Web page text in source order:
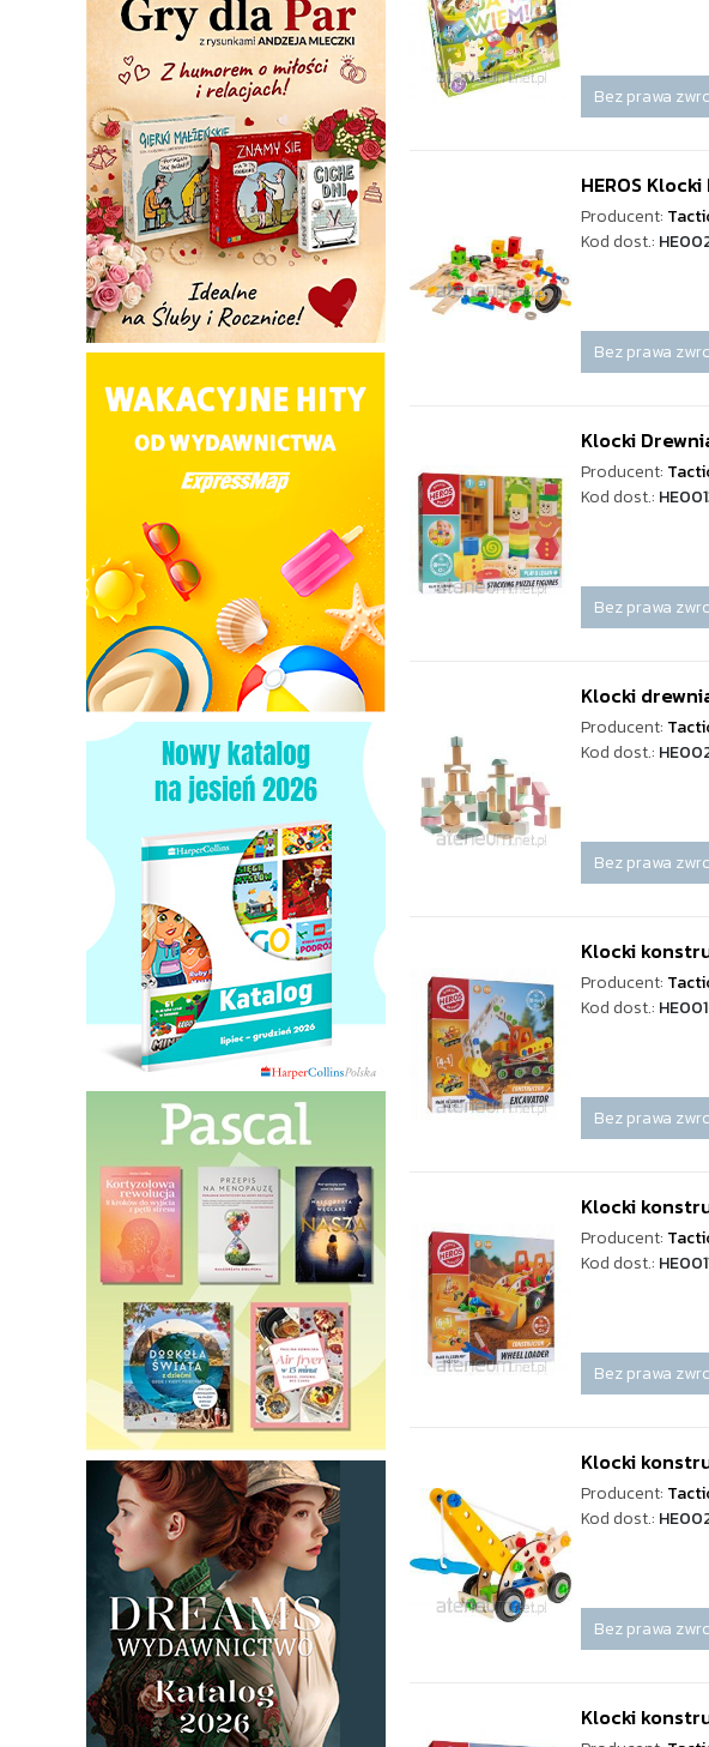
Bez prawa
HEROS
Producent:
Kod dost.:
Bez prawa
Klocki
Producent:
Kod dost.:
Bez prawa
Klocki
Producent:
Kod dost.:
Bez prawa
Klocki
Producent:
Kod dost.:
Bez prawa
Klocki
Producent:
Kod dost.:
Bez prawa
Klocki
Producent:
Kod dost.:
Bez prawa
Klocki